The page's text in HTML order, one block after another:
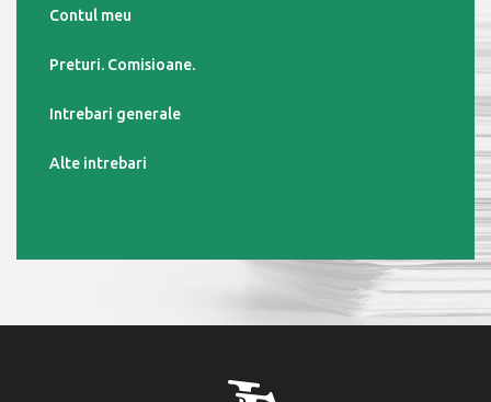
Contul meu
Preturi. Comisioane.
Intrebari generale
Alte intrebari